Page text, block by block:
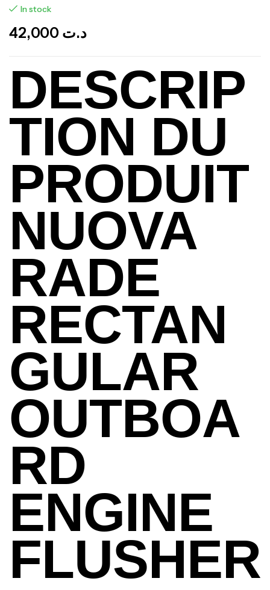
In stock
د.ت
DESCRIP
TION DU
PRODUIT
NUOVA
RADE
RECTAN
GULAR
OUTBOA
RD
ENGINE
FLUSHER